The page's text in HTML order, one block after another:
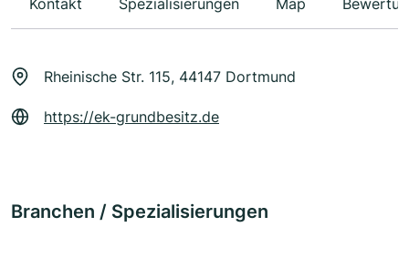
Kontakt Spezialisierungen Map
Rheinische Str. 115, 44147 Dortmund
https://ek-grundbesitz.de
Branchen / Spezialisierungen